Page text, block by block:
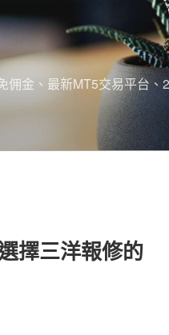
金、最新MT5交易平台
擇三洋報修的